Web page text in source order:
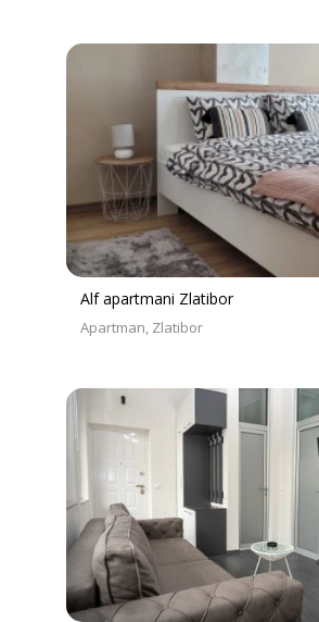
Alf apartmani Zlatibor
Apartman Zlatibor